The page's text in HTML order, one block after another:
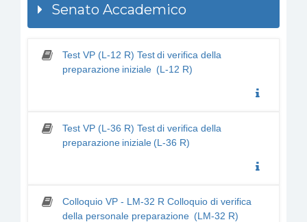
Senato Accademico
Test VP (L-12 R) Test di verifica della
preparazione iniziale (L-12 R)
Test VP (L-36 R) Test di verifica della
preparazione iniziale (L-36 R)
Colloquio VP - LM-32 R Colloquio di verifica
della personale preparazione (LM-32 R)